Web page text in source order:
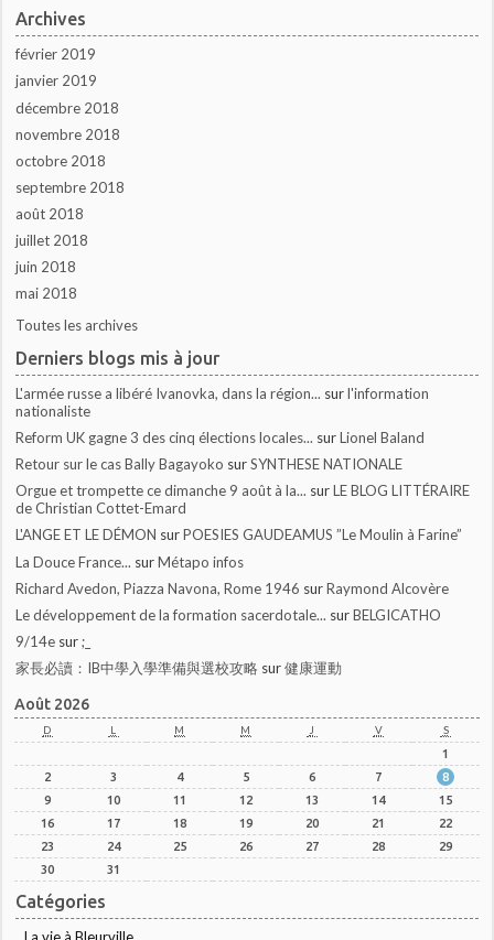
Archives
février 2019
janvier 2019
décembre 2018
novembre 2018
octobre 2018
septembre 2018
août 2018
juillet 2018
juin 2018
mai 2018
Toutes les archives
Derniers blogs mis à jour
L'armée russe a libéré Ivanovka, dans la région... surl'information
nationaliste
Reform UK gagne 3 des cinq élections locales... surLionel Baland
Retour sur le cas Bally Bagayoko surSYNTHESE NATIONALE
Orgue et trompette ce dimanche 9 août à la... surLE BLOG LITTÉRAIRE
de Christian Cottet-Emard
L'ANGE ET LE DÉMON surPOESIES GAUDEAMUS ”Le Moulin à Farine”
La Douce France... surMétapo infos
Richard Avedon, Piazza Navona, Rome 1946 surRaymond Alcovère
Le développement de la formation sacerdotale... surBELGICATHO
9/14e sur;_
家長必讀：IB中學入學準備與選校攻略 sur健康運動
Août 2026
D L M M J V S
1
2
3 4 5 6 7
8
9
10 11 12 13 14
15
16
17 18 19 20 21
22
23
24 25 26 27 28
29
30
31
Catégories